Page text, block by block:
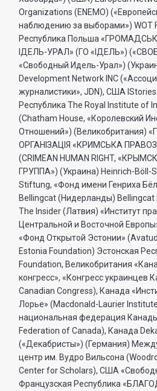
Organizations (ENEMO)
наблюдению за выборами»)
Республика Польша
IДЕЛЬ-УРАЛ» (ГО «IДЕЛЬ»)
«Свободный Идель-Урал»)
Development Network INC
журналистики», JDN), США
Республика The Royal Institute of
(Chatham House, «Королевский
Отношений») (Великобритания)
ОРГАНIЗАЦIЯ «КРИМСЬКА
(CRIMEAN HUMAN RIGHT,
ГРУППА») (Украина) Heinrich-Böll-
Stiftung, «Фонд имени Генриха
Bellingcat (Нидерланды) Bellingcat
The Insider (Латвия) «Институт
Центральной и Восточной
«Фонд Открытой Эстонии»
Estonia Foundation) Эстонская
Foundation, Великобритания
конгресс», «Конгресс украинцев
Canadian Congress), Канада
Лорье» (Macdonald-Laurier
национальная федерация
Federation of Canada), Канада
(«Декабристы») (Германия)
центр им. Вудро Вильсона
Center for Scholars), США
Французская Республика